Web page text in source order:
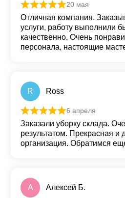
Оценка
20 мая
Отличная компания.
услуги, работу выполнили
качественно. Очень
персонала, настоящие
R Ross
Оценка из 5
6 апреля
Заказали уборку склада.
результатом. Прекрасная и
организация. Обратимся
А Алексей Б.